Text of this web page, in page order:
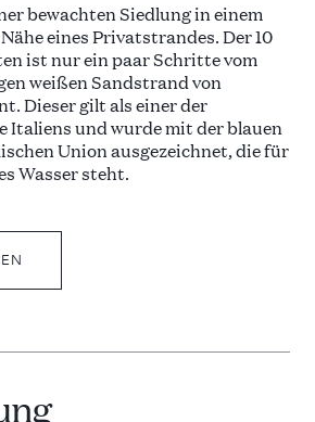
bewachten Siedlung in einem
eines Privatstrandes. Der 10
ist nur ein paar Schritte vom
weißen Sandstrand von
Dieser gilt als einer der
Italiens und wurde mit der blauen
Union ausgezeichnet, die für
Wasser steht.
von einem berühmten
erbaut und hat eine große
sind das Wohn- und